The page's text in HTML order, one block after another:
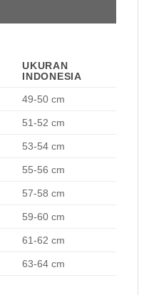
UKURAN
INDONESIA
49-50 cm
51-52 cm
53-54 cm
55-56 cm
57-58 cm
59-60 cm
61-62 cm
63-64 cm